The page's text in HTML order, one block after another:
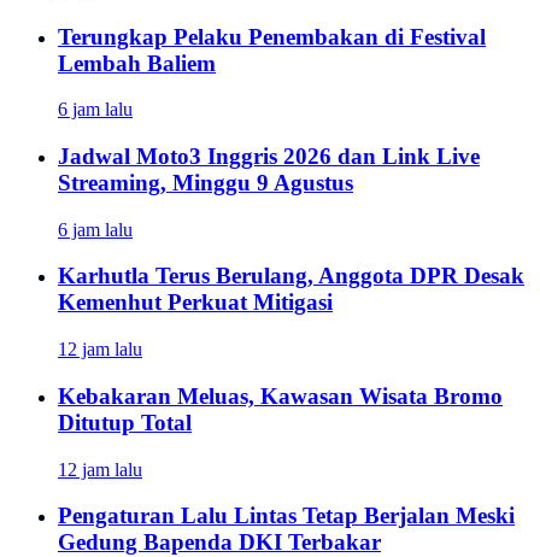
Terungkap Pelaku Penembakan di Festival
Lembah Baliem
6 jam lalu
Jadwal Moto3 Inggris 2026 dan Link Live
Streaming, Minggu 9 Agustus
6 jam lalu
Karhutla Terus Berulang, Anggota DPR Desak
Kemenhut Perkuat Mitigasi
12 jam lalu
Kebakaran Meluas, Kawasan Wisata Bromo
Ditutup Total
12 jam lalu
Pengaturan Lalu Lintas Tetap Berjalan Meski
Gedung Bapenda DKI Terbakar